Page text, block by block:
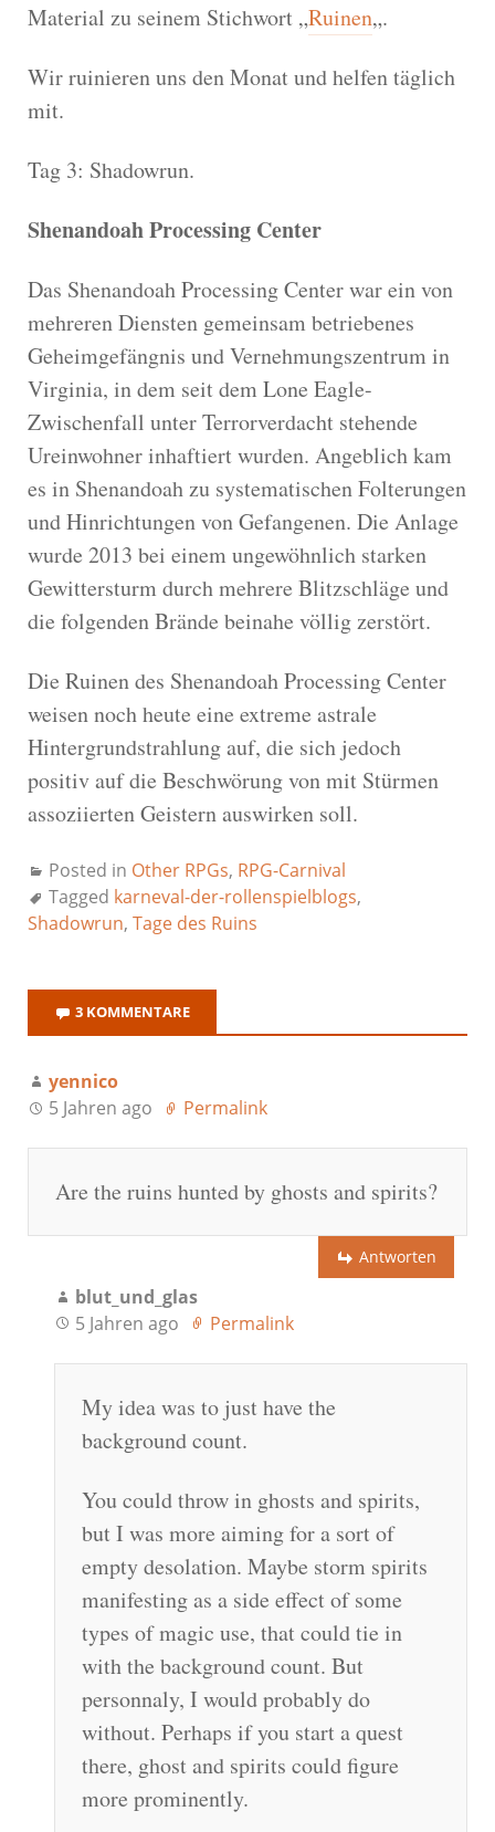
Material zu seinem Stichwort „Ruinen„.
Wir ruinieren uns den Monat und helfen täglich
mit.
Tag 3: Shadowrun.
Shenandoah Processing Center
Das Shenandoah Processing Center war ein von
mehreren Diensten gemeinsam betriebenes
Geheimgefängnis und Vernehmungszentrum in
Virginia, in dem seit dem Lone Eagle-
Zwischenfall unter Terrorverdacht stehende
Ureinwohner inhaftiert wurden. Angeblich kam
es in Shenandoah zu systematischen Folterungen
und Hinrichtungen von Gefangenen. Die Anlage
wurde 2013 bei einem ungewöhnlich starken
Gewittersturm durch mehrere Blitzschläge und
die folgenden Brände beinahe völlig zerstört.
Die Ruinen des Shenandoah Processing Center
weisen noch heute eine extreme astrale
Hintergrundstrahlung auf, die sich jedoch
positiv auf die Beschwörung von mit Stürmen
assoziierten Geistern auswirken soll.
Posted in Other RPGs, RPG-Carnival
Tagged karneval-der-rollenspielblogs,
Shadowrun, Tage des Ruins
3 KOMMENTARE
yennico
5 Jahren ago
Permalink
Are the ruins hunted by ghosts and spirits?
Antworten
blut_und_glas
5 Jahren ago
Permalink
My idea was to just have the
background count.
You could throw in ghosts and spirits,
but I was more aiming for a sort of
empty desolation. Maybe storm spirits
manifesting as a side effect of some
types of magic use, that could tie in
with the background count. But
personnaly, I would probably do
without. Perhaps if you start a quest
there, ghost and spirits could figure
more prominently.